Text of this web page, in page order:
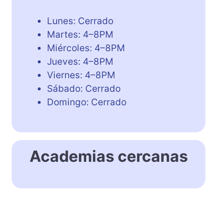
Lunes: Cerrado
Martes: 4–8PM
Miércoles: 4–8PM
Jueves: 4–8PM
Viernes: 4–8PM
Sábado: Cerrado
Domingo: Cerrado
Academias cercanas